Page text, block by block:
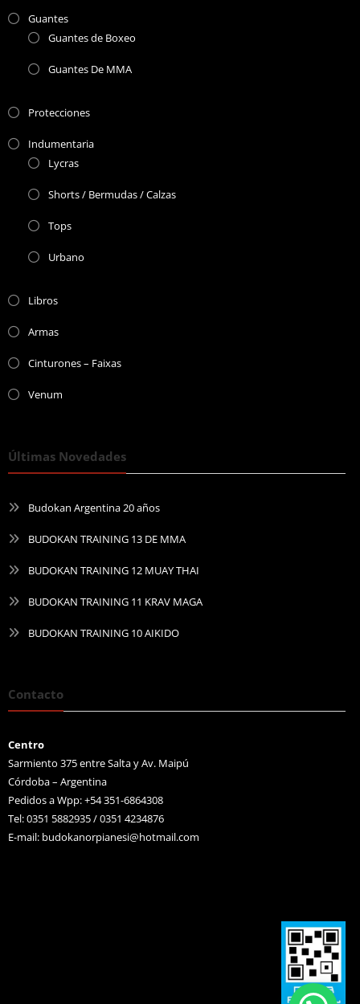
Guantes
Guantes de Boxeo
Guantes De MMA
Protecciones
Indumentaria
Lycras
Shorts / Bermudas / Calzas
Tops
Urbano
Libros
Armas
Cinturones – Faixas
Venum
Últimas Novedades
Budokan Argentina 20 años
BUDOKAN TRAINING 13 DE MMA
BUDOKAN TRAINING 12 MUAY THAI
BUDOKAN TRAINING 11 KRAV MAGA
BUDOKAN TRAINING 10 AIKIDO
Contacto
Centro
Sarmiento 375 entre Salta y Av. Maipú
Córdoba – Argentina
Pedidos a Wpp: +54 351-6864308
Tel: 0351 5882935 / 0351 4234876
E-mail: budokanorpianesi@hotmail.com